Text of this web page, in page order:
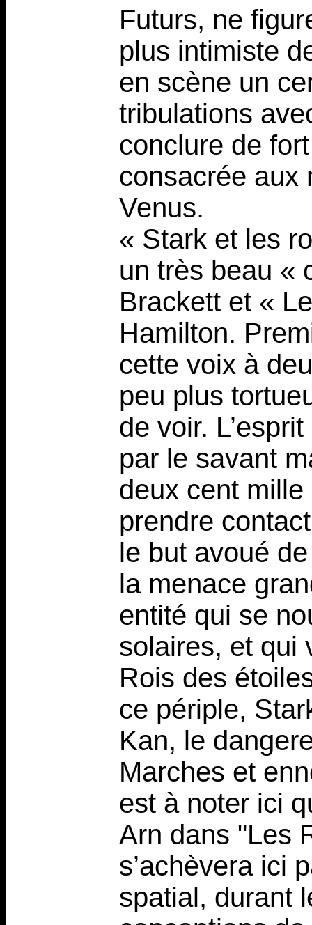
Futurs, ne
plus intimiste
en scène un
tribulations
conclure de
consacrée aux
Venus.
« Stark et les
un très beau «
Brackett et «
Hamilton.
cette voix à
peu plus
de voir.
par le savant
deux cent
prendre
le but avoué
la menace
entité qui se
solaires, et qui
Rois des
ce périple,
Kan, le
Marches et
est à noter ici
Arn dans "Les
s’achèvera ici
spatial, durant